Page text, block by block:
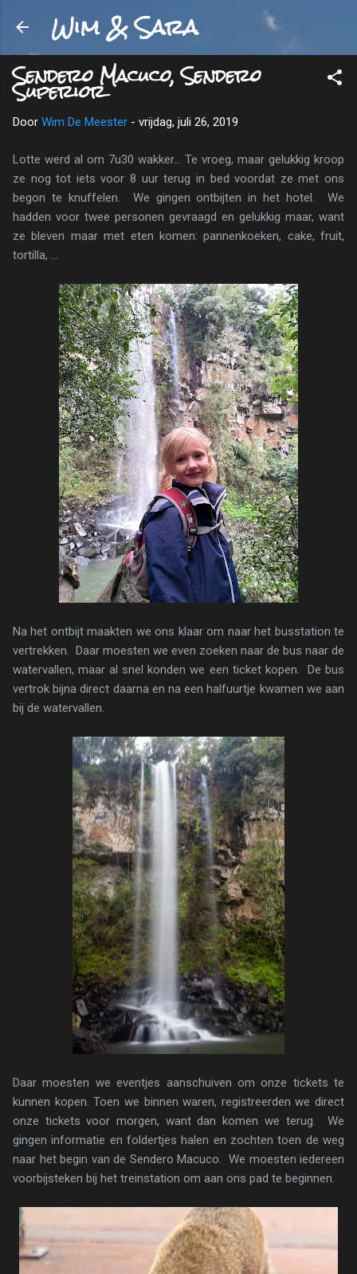
Doorgaan naar hoofdcontent
Wim & Sara
Sendero Macuco, Sendero
Superior
Door Wim De Meester - vrijdag, juli 26, 2019
Lotte werd al om 7u30 wakker... Te vroeg, maar gelukkig kroop
ze nog tot iets voor 8 uur terug in bed voordat ze met ons
begon te knuffelen. We gingen ontbijten in het hotel. We
hadden voor twee personen gevraagd en gelukkig maar, want
ze bleven maar met eten komen: pannenkoeken, cake, fruit,
tortilla, ...
Na het ontbijt maakten we ons klaar om naar het busstation te
vertrekken. Daar moesten we even zoeken naar de bus naar de
watervallen, maar al snel konden we een ticket kopen. De bus
vertrok bijna direct daarna en na een halfuurtje kwamen we aan
bij de watervallen.
Daar moesten we eventjes aanschuiven om onze tickets te
kunnen kopen. Toen we binnen waren, registreerden we direct
onze tickets voor morgen, want dan komen we terug. We
gingen informatie en foldertjes halen en zochten toen de weg
naar het begin van de Sendero Macuco. We moesten iedereen
voorbijsteken bij het treinstation om aan ons pad te beginnen.